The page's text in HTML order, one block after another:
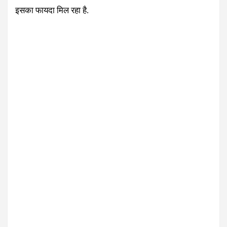
इसका फायदा मिल रहा है.